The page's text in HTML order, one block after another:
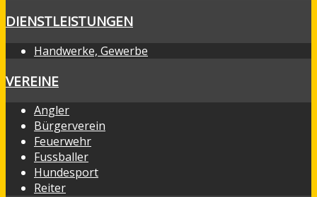
DIENSTLEISTUNGEN
Handwerke, Gewerbe
VEREINE
Angler
Bürgerverein
Feuerwehr
Fussballer
Hundesport
Reiter